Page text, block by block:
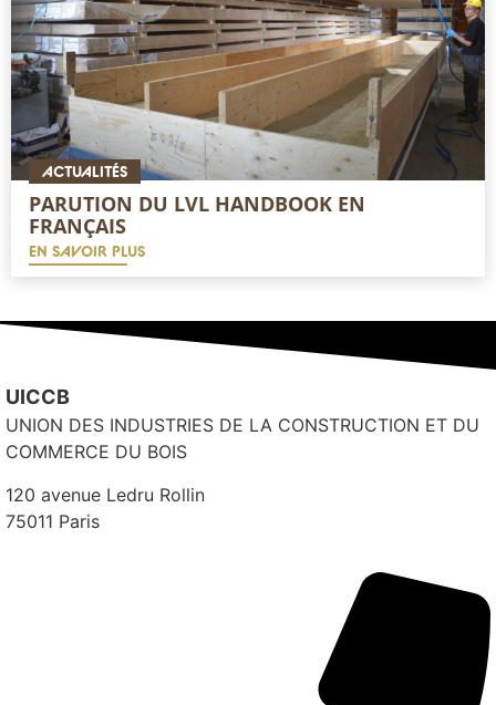
ACTUALITÉS
PARUTION DU LVL HANDBOOK EN
FRANÇAIS
EN SAVOIR PLUS
UICCB
UNION DES INDUSTRIES DE LA CONSTRUCTION ET DU
COMMERCE DU BOIS
120 avenue Ledru Rollin
75011 Paris